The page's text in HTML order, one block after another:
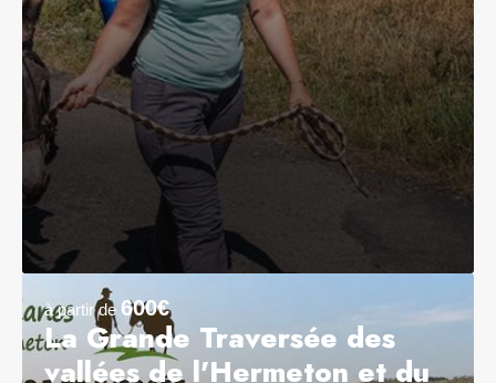
à partir de 600€
La Grande Traversée des
vallées de l'Hermeton et du